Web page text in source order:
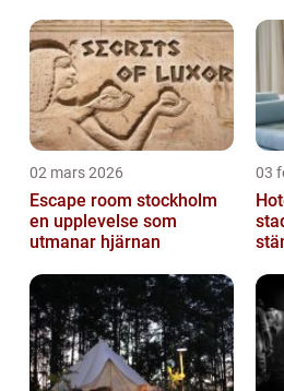
02 mars 2026
Escape room stockholm
en upplevelse som
utmanar hjärnan
03
Hotell